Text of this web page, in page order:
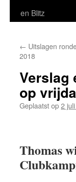
en Blitz
← Uitslagen
2018
Verslag
op
Geplaatst op2
Thomas